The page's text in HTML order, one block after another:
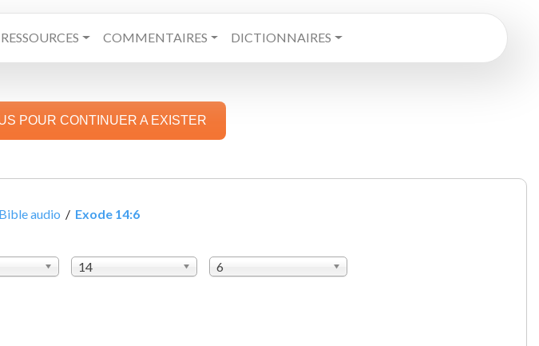
RESSOURCES COMMENTAIRES DICTIONNAIRES
POUR CONTINUER A EXISTER
audio / Exode 14:6
14 6